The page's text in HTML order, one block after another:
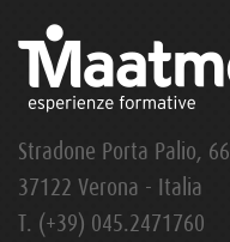
Stradone Porta Palio, 66
37122 Verona - Italia
T. (+39) 045.2471760